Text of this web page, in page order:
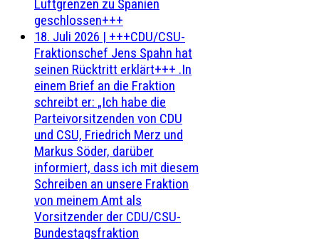
Luftgrenzen zu Spanien
geschlossen+++
18. Juli 2026 | +++CDU/CSU-
Fraktionschef Jens Spahn hat
seinen Rücktritt erklärt+++ .In
einem Brief an die Fraktion
schreibt er: „Ich habe die
Parteivorsitzenden von CDU
und CSU, Friedrich Merz und
Markus Söder, darüber
informiert, dass ich mit diesem
Schreiben an unsere Fraktion
von meinem Amt als
Vorsitzender der CDU/CSU-
Bundestagsfraktion